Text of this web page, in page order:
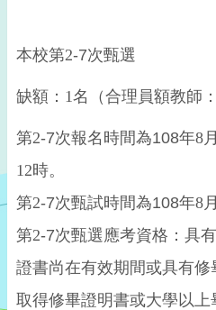
本校第2-7次甄選
缺額： 1名（合理員額教師
第2-7次報名時間為108年8月
12時。
第2-7次甄試時間為108年8月
第2-7次甄選應考資格：具
證書尚在有效期間或具有修
取得修畢證明書或大學以上